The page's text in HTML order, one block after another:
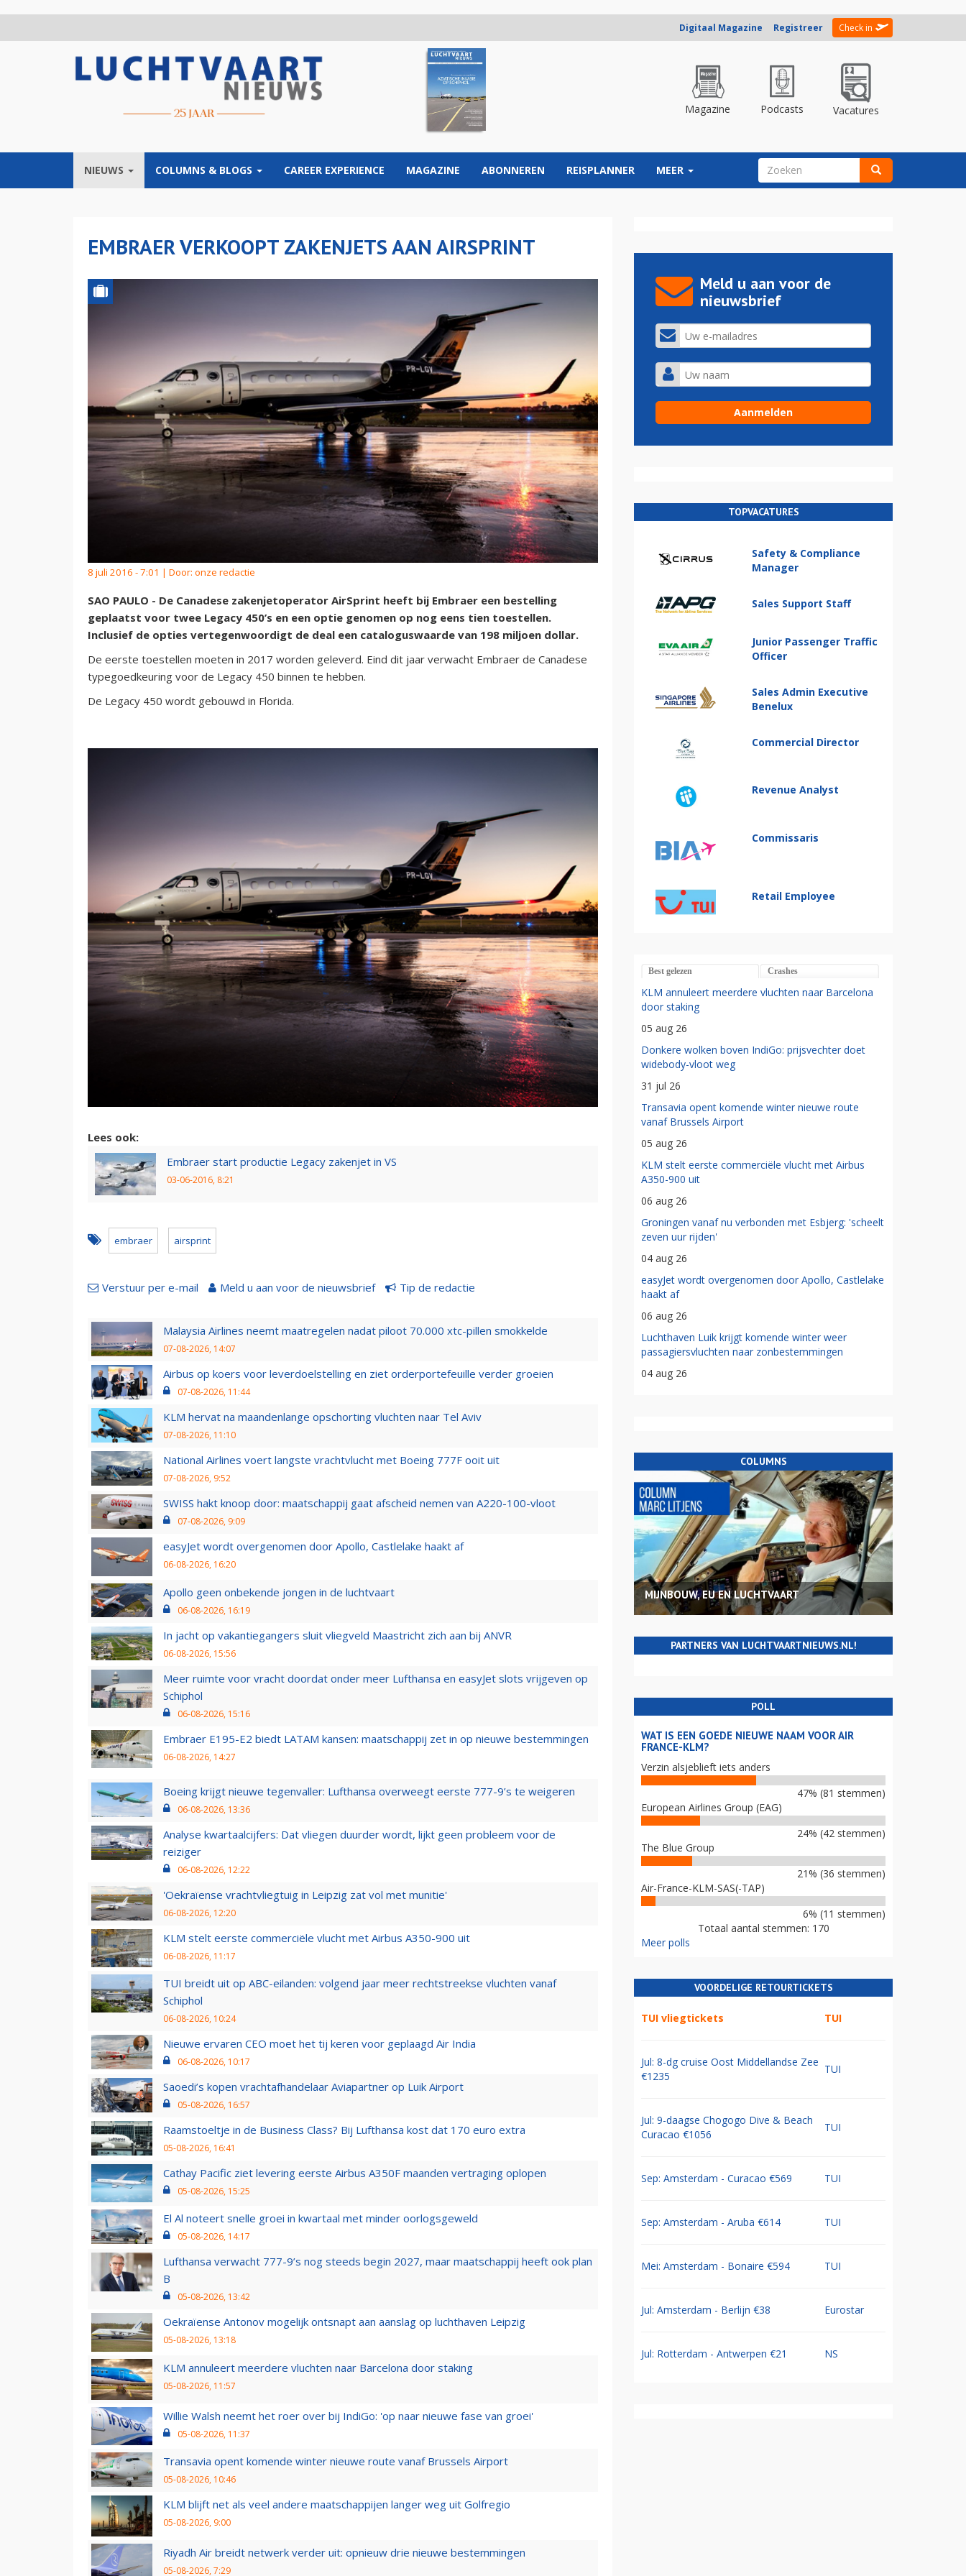
Digitaal Magazine Registreer Check in
Magazine Podcasts Vacatures
NIEUWS COLUMNS & BLOGS CAREER EXPERIENCE MAGAZINE ABONNEREN REISPLANNER MEER ZOEKVELD
EMBRAER VERKOOPT ZAKENJETS AAN AIRSPRINT
8 juli 2016 - 7:01 | Door: onze redactie
SAO PAULO - De Canadese zakenjetoperator AirSprint heeft bij Embraer een bestelling
geplaatst voor twee Legacy 450’s en een optie genomen op nog eens tien toestellen.
Inclusief de opties vertegenwoordigt de deal een cataloguswaarde van 198 miljoen dollar.
De eerste toestellen moeten in 2017 worden geleverd. Eind dit jaar verwacht Embraer de Canadese
typegoedkeuring voor de Legacy 450 binnen te hebben.
De Legacy 450 wordt gebouwd in Florida.
Lees ook:
Embraer start productie Legacy zakenjet in VS
03-06-2016, 8:21
embraer airsprint
Verstuur per e-mail Meld u aan voor de nieuwsbrief Tip de redactie
Malaysia Airlines neemt maatregelen nadat piloot 70.000 xtc-pillen smokkelde
07-08-2026, 14:07
Airbus op koers voor leverdoelstelling en ziet orderportefeuille verder groeien
07-08-2026, 11:44
KLM hervat na maandenlange opschorting vluchten naar Tel Aviv
07-08-2026, 11:10
National Airlines voert langste vrachtvlucht met Boeing 777F ooit uit
07-08-2026, 9:52
SWISS hakt knoop door: maatschappij gaat afscheid nemen van A220-100-vloot
07-08-2026, 9:09
easyJet wordt overgenomen door Apollo, Castlelake haakt af
06-08-2026, 16:20
Apollo geen onbekende jongen in de luchtvaart
06-08-2026, 16:19
In jacht op vakantiegangers sluit vliegveld Maastricht zich aan bij ANVR
06-08-2026, 15:56
Meer ruimte voor vracht doordat onder meer Lufthansa en easyJet slots vrijgeven op
Schiphol
06-08-2026, 15:16
Embraer E195-E2 biedt LATAM kansen: maatschappij zet in op nieuwe bestemmingen
06-08-2026, 14:27
Boeing krijgt nieuwe tegenvaller: Lufthansa overweegt eerste 777-9’s te weigeren
06-08-2026, 13:36
Analyse kwartaalcijfers: Dat vliegen duurder wordt, lijkt geen probleem voor de
reiziger
06-08-2026, 12:22
'Oekraïense vrachtvliegtuig in Leipzig zat vol met munitie'
06-08-2026, 12:20
KLM stelt eerste commerciële vlucht met Airbus A350-900 uit
06-08-2026, 11:17
TUI breidt uit op ABC-eilanden: volgend jaar meer rechtstreekse vluchten vanaf
Schiphol
06-08-2026, 10:24
Nieuwe ervaren CEO moet het tij keren voor geplaagd Air India
06-08-2026, 10:17
Saoedi’s kopen vrachtafhandelaar Aviapartner op Luik Airport
05-08-2026, 16:57
Raamstoeltje in de Business Class? Bij Lufthansa kost dat 170 euro extra
05-08-2026, 16:41
Cathay Pacific ziet levering eerste Airbus A350F maanden vertraging oplopen
05-08-2026, 15:25
El Al noteert snelle groei in kwartaal met minder oorlogsgeweld
05-08-2026, 14:17
Lufthansa verwacht 777-9’s nog steeds begin 2027, maar maatschappij heeft ook plan
B
05-08-2026, 13:42
Oekraïense Antonov mogelijk ontsnapt aan aanslag op luchthaven Leipzig
05-08-2026, 13:18
KLM annuleert meerdere vluchten naar Barcelona door staking
05-08-2026, 11:57
Willie Walsh neemt het roer over bij IndiGo: 'op naar nieuwe fase van groei'
05-08-2026, 11:37
Transavia opent komende winter nieuwe route vanaf Brussels Airport
05-08-2026, 10:46
KLM blijft net als veel andere maatschappijen langer weg uit Golfregio
05-08-2026, 9:00
Riyadh Air breidt netwerk verder uit: opnieuw drie nieuwe bestemmingen
05-08-2026, 7:29
Meld u aan voor de
nieuwsbrief
TOPVACATURES
Safety & Compliance
Manager
Sales Support Staff
Junior Passenger Traffic
Officer
Sales Admin Executive
Benelux
Commercial Director
Revenue Analyst
Commissaris
Retail Employee
Best gelezen Crashes
KLM annuleert meerdere vluchten naar Barcelona
door staking
05 aug 26
Donkere wolken boven IndiGo: prijsvechter doet
widebody-vloot weg
31 jul 26
Transavia opent komende winter nieuwe route
vanaf Brussels Airport
05 aug 26
KLM stelt eerste commerciële vlucht met Airbus
A350-900 uit
06 aug 26
Groningen vanaf nu verbonden met Esbjerg: 'scheelt
zeven uur rijden'
04 aug 26
easyJet wordt overgenomen door Apollo, Castlelake
haakt af
06 aug 26
Luchthaven Luik krijgt komende winter weer
passagiersvluchten naar zonbestemmingen
04 aug 26
COLUMNS
MIJNBOUW, EU EN LUCHTVAART
PARTNERS VAN LUCHTVAARTNIEUWS.NL!
POLL
WAT IS EEN GOEDE NIEUWE NAAM VOOR AIR
FRANCE-KLM?
Verzin alsjeblieft iets anders
47% (81 stemmen)
European Airlines Group (EAG)
24% (42 stemmen)
The Blue Group
21% (36 stemmen)
Air-France-KLM-SAS(-TAP)
6% (11 stemmen)
Totaal aantal stemmen: 170
Meer polls
VOORDELIGE RETOURTICKETS
TUI vliegtickets TUI
Jul: 8-dg cruise Oost Middellandse Zee
€1235
TUI
Jul: 9-daagse Chogogo Dive & Beach
Curacao €1056
TUI
Sep: Amsterdam - Curacao €569 TUI
Sep: Amsterdam - Aruba €614 TUI
Mei: Amsterdam - Bonaire €594 TUI
Jul: Amsterdam - Berlijn €38 Eurostar
Jul: Rotterdam - Antwerpen €21 NS